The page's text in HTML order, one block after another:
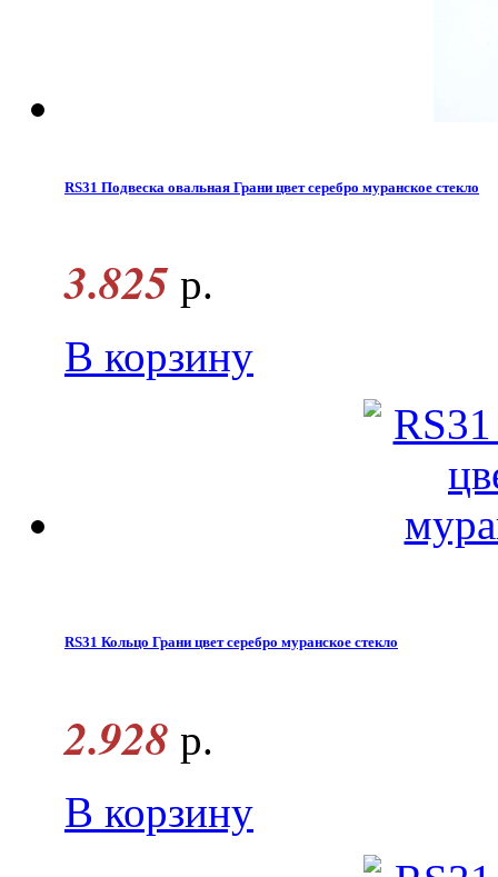
RS31 Подвеска овальная Грани цвет серебро муранское стекло
3.825 р.
В корзину
RS31 Кольцо Грани цвет серебро муранское стекло
2.928 р.
В корзину